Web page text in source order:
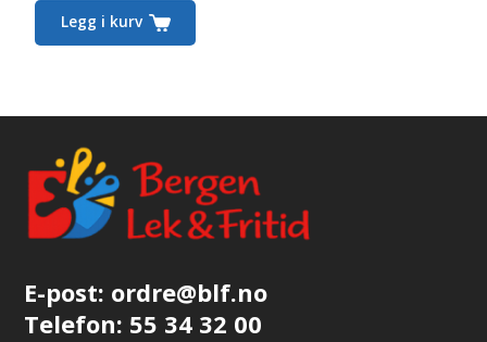
Legg i kurv
E-post: ordre@blf.no
Telefon: 55 34 32 00